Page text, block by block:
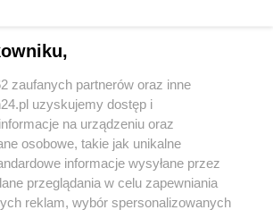
zaufanych partnerów oraz inne
uzyskujemy dostęp i
na urządzeniu oraz
osobowe, takie jak unikalne
informacje wysyłane przez
przeglądania w celu zapewniania
reklam, wybór spersonalizowanych